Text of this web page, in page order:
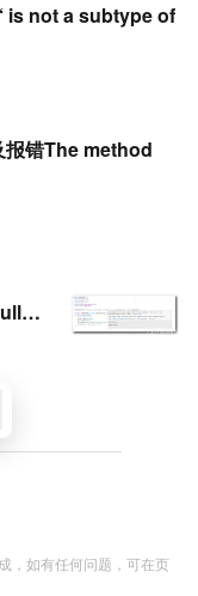
is not a subtype of
错The method
，如有任何问题，可在页